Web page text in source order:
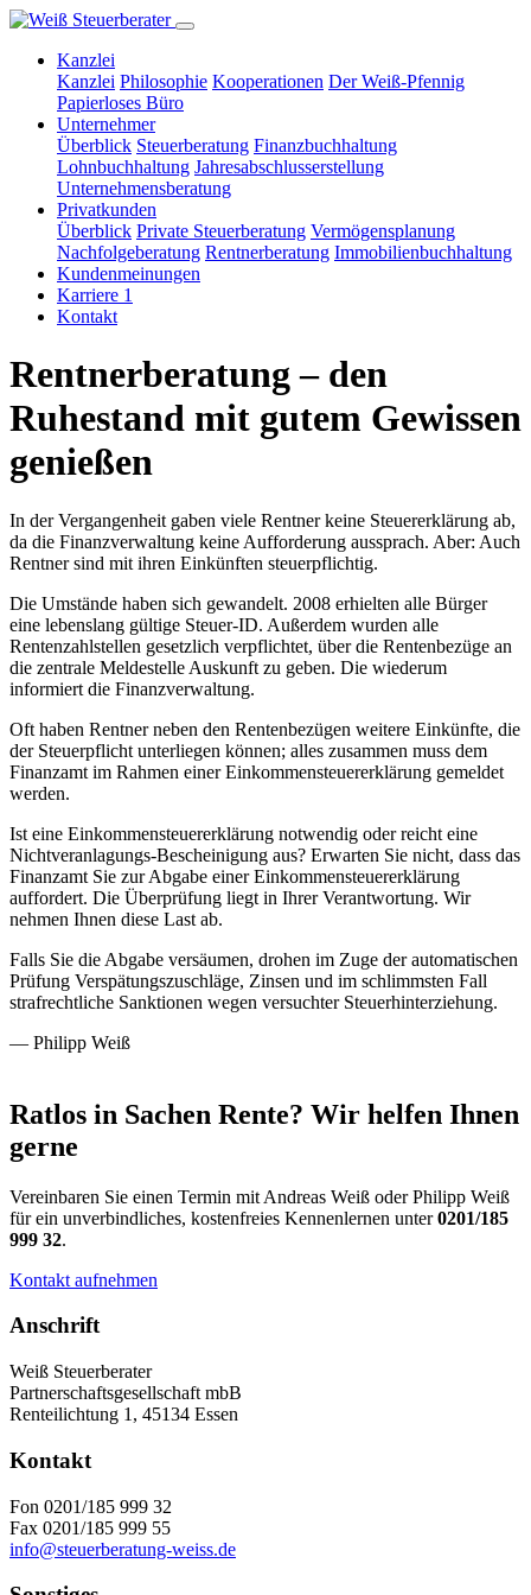
Kanzlei
Kanzlei Philosophie Kooperationen Der Weiß-Pfennig
Papierloses Büro
Unternehmer
Überblick Steuerberatung Finanzbuchhaltung
Lohnbuchhaltung Jahresabschlusserstellung
Unternehmensberatung
Privatkunden
Überblick Private Steuerberatung Vermögensplanung
Nachfolgeberatung Rentnerberatung Immobilienbuchhaltung
Kundenmeinungen
Karriere 1
Kontakt
Rentnerberatung – den
Ruhestand mit gutem Gewissen
genießen
In der Vergangenheit gaben viele Rentner keine Steuererklärung ab,
da die Finanzverwaltung keine Aufforderung aussprach. Aber: Auch
Rentner sind mit ihren Einkünften steuerpflichtig.
Die Umstände haben sich gewandelt. 2008 erhielten alle Bürger
eine lebenslang gültige Steuer-ID. Außerdem wurden alle
Rentenzahlstellen gesetzlich verpflichtet, über die Rentenbezüge an
die zentrale Meldestelle Auskunft zu geben. Die wiederum
informiert die Finanzverwaltung.
Oft haben Rentner neben den Rentenbezügen weitere Einkünfte, die
der Steuerpflicht unterliegen können; alles zusammen muss dem
Finanzamt im Rahmen einer Einkommensteuererklärung gemeldet
werden.
Ist eine Einkommensteuererklärung notwendig oder reicht eine
Nichtveranlagungs-Bescheinigung aus? Erwarten Sie nicht, dass das
Finanzamt Sie zur Abgabe einer Einkommensteuererklärung
auffordert. Die Überprüfung liegt in Ihrer Verantwortung. Wir
nehmen Ihnen diese Last ab.
Falls Sie die Abgabe versäumen, drohen im Zuge der automatischen
Prüfung Verspätungszuschläge, Zinsen und im schlimmsten Fall
strafrechtliche Sanktionen wegen versuchter Steuerhinterziehung.
— Philipp Weiß
Ratlos in Sachen Rente? Wir helfen Ihnen
gerne
Vereinbaren Sie einen Termin mit Andreas Weiß oder Philipp Weiß
für ein unverbindliches, kostenfreies Kennenlernen unter0201/185
999 32.
Kontakt aufnehmen
Anschrift
Weiß Steuerberater
Partnerschaftsgesellschaft mbB
Renteilichtung 1, 45134 Essen
Kontakt
Fon 0201/185 999 32
Fax 0201/185 999 55
info@steuerberatung-weiss.de